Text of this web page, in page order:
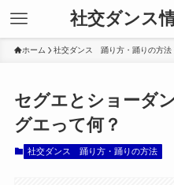
社交ダンス
ホーム 社交ダンス 踊り方・踊りの方法
セグエとショーダ
グエって何？
社交ダンス 踊り方・踊りの方法